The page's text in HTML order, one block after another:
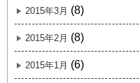
2015年3月 (8)
2015年2月 (8)
2015年1月 (6)